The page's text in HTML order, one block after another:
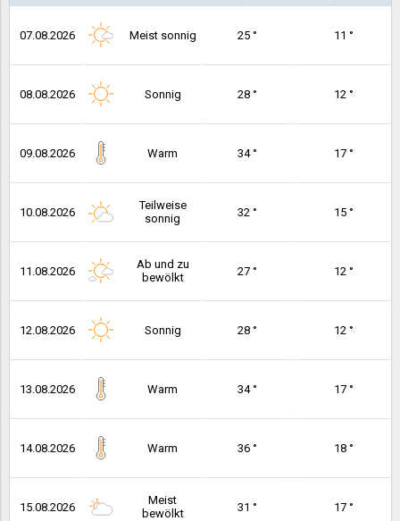
07.08.2026 Meist sonnig 25 ° 11 °
08.08.2026 Sonnig 28 ° 12 °
09.08.2026 Warm 34 ° 17 °
10.08.2026
Teilweise
sonnig
32 ° 15 °
11.08.2026
Ab und zu
bewölkt
27 ° 12 °
12.08.2026 Sonnig 28 ° 12 °
13.08.2026 Warm 34 ° 17 °
14.08.2026 Warm 36 ° 18 °
15.08.2026
Meist
bewölkt
31 ° 17 °